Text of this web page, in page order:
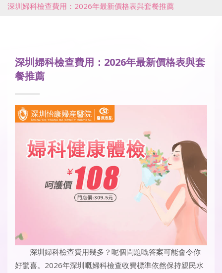
深圳婦科檢查費用：2026年最新價格表與套餐推薦
深圳婦科檢查費用：2026年最新價格表與套
餐推薦
深圳婦科檢查費用幾多？呢個問題嘅答案可能會令你
好驚喜。2026年深圳嘅婦科檢查收費標準依然保持親民水